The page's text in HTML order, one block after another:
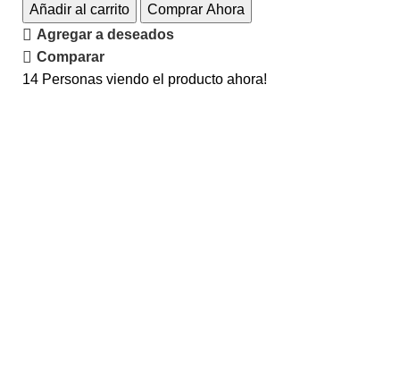
Añadir al carrito
Comprar Ahora
Agregar a deseados
Comparar
14 Personas viendo el producto ahora!